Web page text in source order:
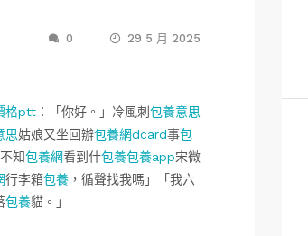
0 29 5 月 2025
格ptt ：「你好。」冷風刺 包養意思
思姑娘又坐回辦包養網dcard事包
知包養網看到什包養包養app宋微
行李箱包養 ，循聲找我嗎」「我六
包養貓。」